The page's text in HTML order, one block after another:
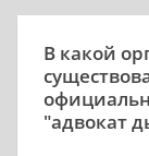
В какой
"адвокат